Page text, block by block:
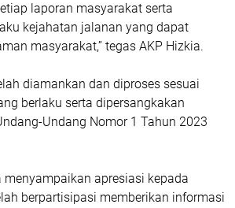
laporan masyarakat serta
kejahatan jalanan yang dapat
masyarakat,” tegas AKP Hizkia.
diamankan dan diproses sesuai
berlaku serta dipersangkakan
Undang Nomor 1 Tahun 2023
menyampaikan apresiasi kepada
berpartisipasi memberikan informasi